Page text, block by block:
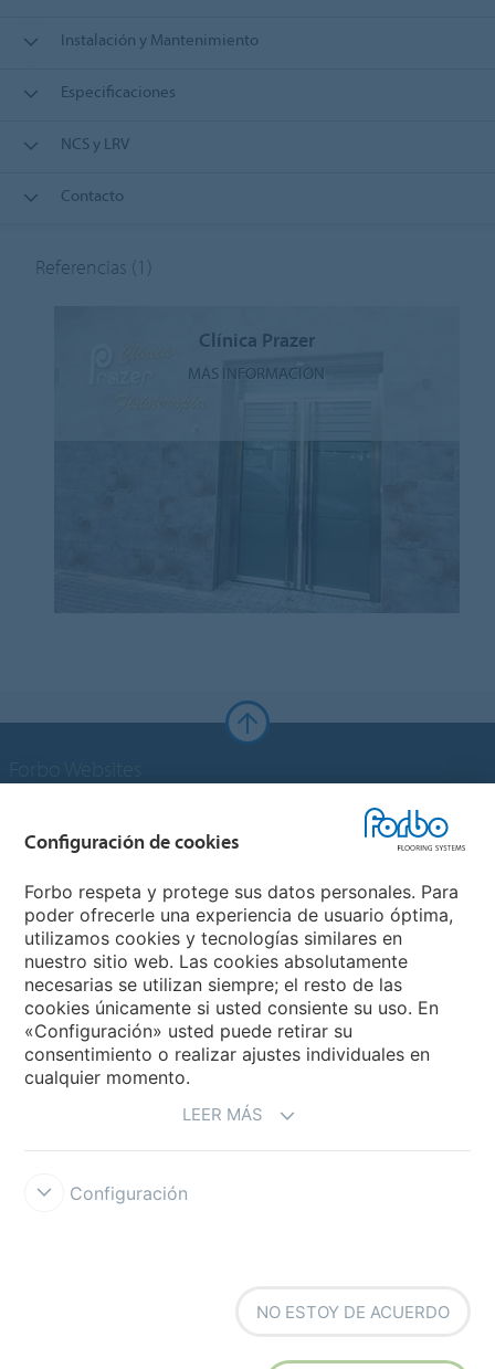
Instalación y Mantenimiento
Especificaciones
NCS y LRV
Contacto
Referencias (1)
Clínica Prazer
MÁS INFORMACIÓN
Forbo Flooring Systems
Forbo Movement Systems
Selecciona un país
Condiciones de uso
Protección de datos
Configuración de cookies
Forbo respeta y protege sus datos personales. Para
poder ofrecerle una experiencia de usuario óptima,
utilizamos cookies y tecnologías similares en
nuestro sitio web. Las cookies absolutamente
necesarias se utilizan siempre; el resto de las
cookies únicamente si usted consiente su uso. En
«Configuración» usted puede retirar su
consentimiento o realizar ajustes individuales en
cualquier momento.
LEER MÁS
Configuración
NO ESTOY DE ACUERDO